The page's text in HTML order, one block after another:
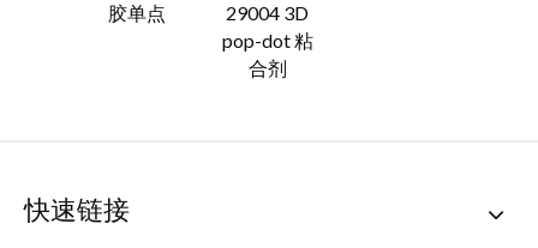
胶单点
29004 3D
pop-dot 粘
合剂
快速链接